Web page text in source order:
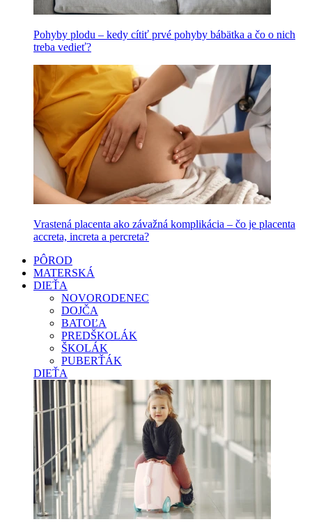
Pohyby plodu – kedy cítiť prvé pohyby bábätka a čo o nich
treba vedieť?
Vrastená placenta ako závažná komplikácia – čo je placenta
accreta, increta a percreta?
PÔROD
MATERSKÁ
DIEŤA
NOVORODENEC
DOJČA
BATOĽA
PREDŠKOLÁK
ŠKOLÁK
PUBERŤÁK
DIEŤA